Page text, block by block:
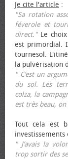
Je cite l'article :
"Sa rotation
féverole et
direct."Le choix
est primordial.
tournesol.
la pulvérisation
" C’est un
du sol. Les
colza, la
est très beau,
Tout cela est
" J’avais la
trop sortir des